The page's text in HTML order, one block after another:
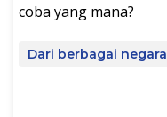
coba yang mana?
Dari berbagai negara